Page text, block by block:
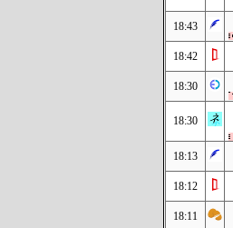
18:43
18:42
18:30
18:30
18:13
18:12
18:11